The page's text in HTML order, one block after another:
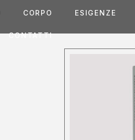
CORPO ESIGENZE
CONTATTI